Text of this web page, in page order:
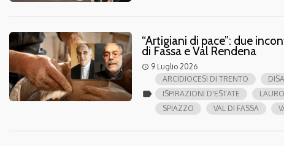
“Artigiani di pace”: due
di Fassa e Val Rendena
access_time 9 Luglio 2026
label
ARCIDIOCESI DI TRENTO
ISPIRAZIONI D'ESTATE
SPIAZZO
VAL DI FASSA